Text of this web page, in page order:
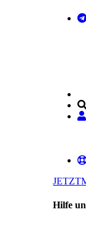
JETZT
Hilfe